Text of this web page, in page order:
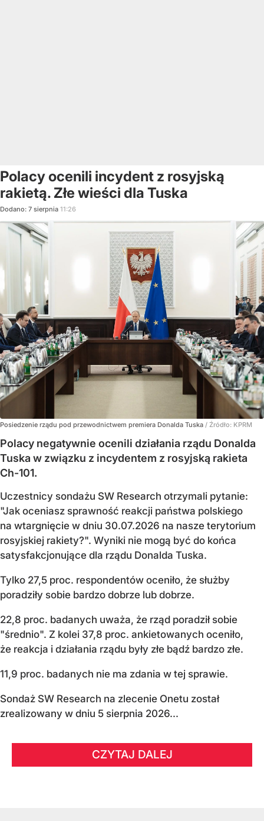
Polacy ocenili incydent z rosyjską
rakietą. Złe wieści dla Tuska
Dodano: 7 sierpnia 11:26
Posiedzenie rządu pod przewodnictwem premiera Donalda Tuska / Źródło: KPRM
Polacy negatywnie ocenili działania rządu Donalda
Tuska w związku z incydentem z rosyjską rakieta
Ch-101.
Uczestnicy sondażu SW Research otrzymali pytanie:
"Jak oceniasz sprawność reakcji państwa polskiego
na wtargnięcie w dniu 30.07.2026 na nasze terytorium
rosyjskiej rakiety?". Wyniki nie mogą być do końca
satysfakcjonujące dla rządu Donalda Tuska.
Tylko 27,5 proc. respondentów oceniło, że służby
poradziły sobie bardzo dobrze lub dobrze.
22,8 proc. badanych uważa, że rząd poradził sobie
"średnio". Z kolei 37,8 proc. ankietowanych oceniło,
że reakcja i działania rządu były złe bądź bardzo złe.
11,9 proc. badanych nie ma zdania w tej sprawie.
Sondaż SW Research na zlecenie Onetu został
zrealizowany w dniu 5 sierpnia 2026...
CZYTAJ DALEJ